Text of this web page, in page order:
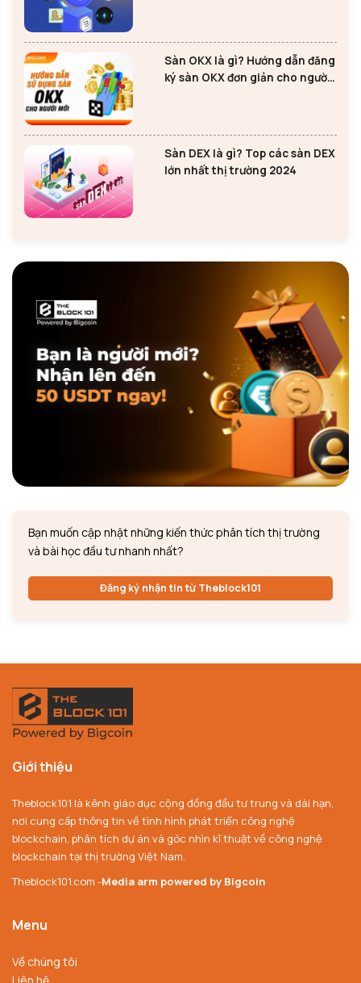
Sàn OKX là gì? Hướng dẫn đăng
ký sàn OKX đơn giản cho người
Sàn DEX là gì? Top các sàn DEX
lớn nhất thị trường 2024
Bạn muốn cập nhật những kiến thức phân tích thị trường
và bài học đầu tư nhanh nhất?
Đăng ký nhận tin từ Theblock101
Giới thiệu
Theblock101 là kênh giáo dục cộng đồng đầu tư trung và dài hạn,
nơi cung cấp thông tin về tình hình phát triển công nghệ
blockchain, phân tích dự án và góc nhìn kĩ thuật về công nghệ
blockchain tại thị trường Việt Nam.
Theblock101.com -Media arm powered by Bigcoin
Menu
Về chúng tôi